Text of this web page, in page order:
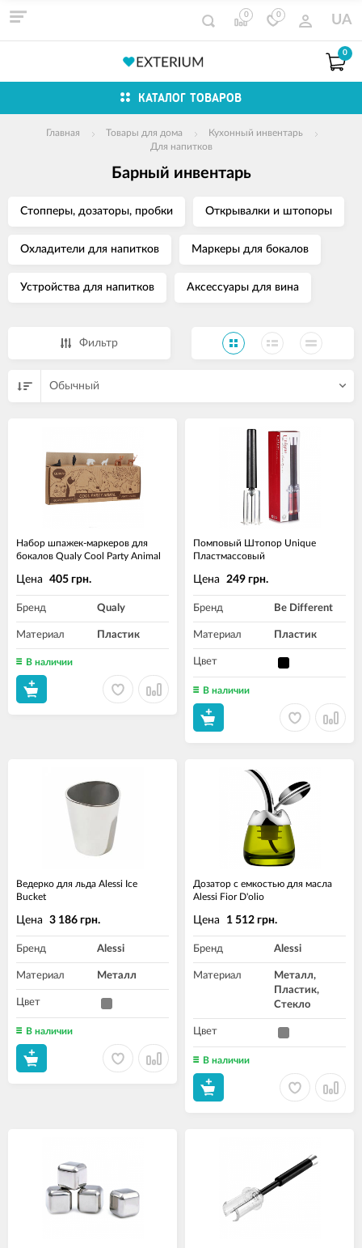
0 0 UA
0
КАТАЛОГ ТОВАРОВ
Главная Товары для дома
Кухонный инвентарь
Для напитков
Барный инвентарь
Стопперы, дозаторы, пробки Открывалки и штопоры
Охладители для напитков Маркеры для бокалов
Устройства для напитков Аксессуары для вина
Фильтр
Обычный
Набор шпажек-маркеров для
бокалов Qualy Cool Party Animal
Цена 405 грн.
Бренд Qualy
Материал Пластик
В наличии
Помповый Штопор Unique
Пластмассовый
Цена 249 грн.
Бренд Be Different
Материал Пластик
Цвет
В наличии
Ведерко для льда Alessi Ice
Bucket
Цена 3 186 грн.
Бренд Alessi
Материал Металл
Цвет
В наличии
Дозатор с емкостью для масла
Alessi Fior D'olio
Цена 1 512 грн.
Бренд Alessi
Материал
Металл,
Пластик,
Стекло
Цвет
В наличии